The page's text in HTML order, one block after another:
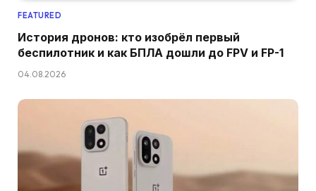
FEATURED
История дронов: кто изобрёл первый
беспилотник и как БПЛА дошли до FPV и FP-1
04.08.2026